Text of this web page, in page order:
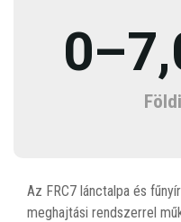
Az FRC7 lánctalpa és
meghajtási rendszerrel